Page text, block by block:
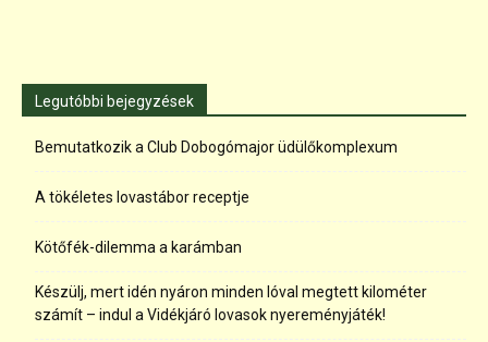
Legutóbbi bejegyzések
Bemutatkozik a Club Dobogómajor üdülőkomplexum
A tökéletes lovastábor receptje
Kötőfék-dilemma a karámban
Készülj, mert idén nyáron minden lóval megtett kilométer
számít – indul a Vidékjáró lovasok nyereményjáték!